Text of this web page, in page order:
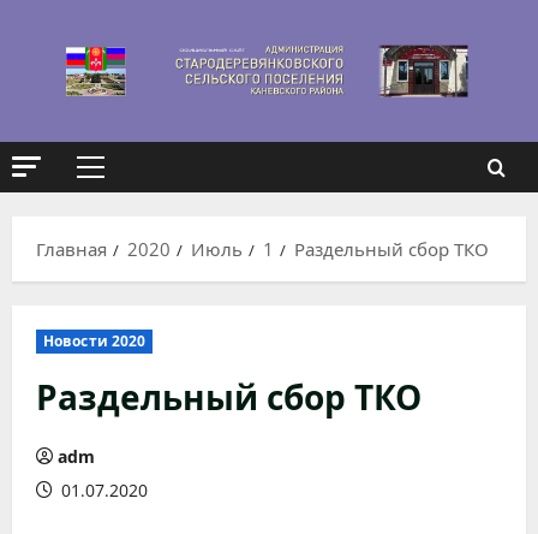
содержимому
Основное
Главная
2020 Июль 1 Раздельный сбор ТКО
Новости 2020
Раздельный сбор ТКО
adm
01.07.2020